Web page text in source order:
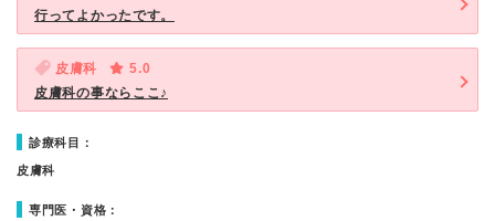
行ってよかったです。
皮膚科
5.0
皮膚科の事ならここ♪
診療科目：
皮膚科
専門医・資格：